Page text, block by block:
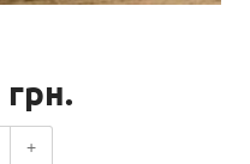
грн.
+